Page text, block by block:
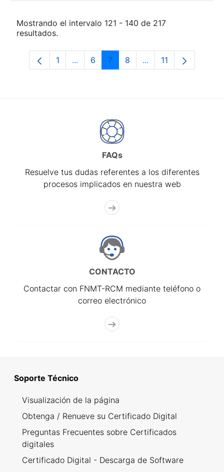
Mostrando el intervalo 121 - 140 de 217
resultados.
Página
1 ...Páginas intermedias Use TAB para
Página
6 Página
7 Página
8 ...Páginas intermedias
Página
11
FAQs
Resuelve tus dudas referentes a los diferentes
procesos implicados en nuestra web
CONTACTO
Contactar con FNMT-RCM mediante teléfono o
correo electrónico
Soporte Técnico
Visualización de la página
Obtenga / Renueve su Certificado Digital
Preguntas Frecuentes sobre Certificados
digitales
Certificado Digital - Descarga de Software